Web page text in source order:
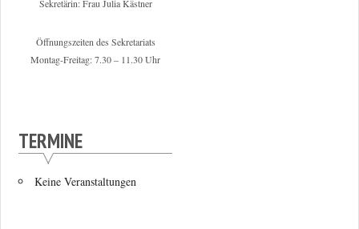
Sekretärin: Frau Julia Kästner
Öffnungszeiten des Sekretariats
Montag-Freitag: 7.30 – 11.30 Uhr
TERMINE
Keine Veranstaltungen